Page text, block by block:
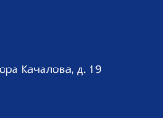
Качалова, д. 19